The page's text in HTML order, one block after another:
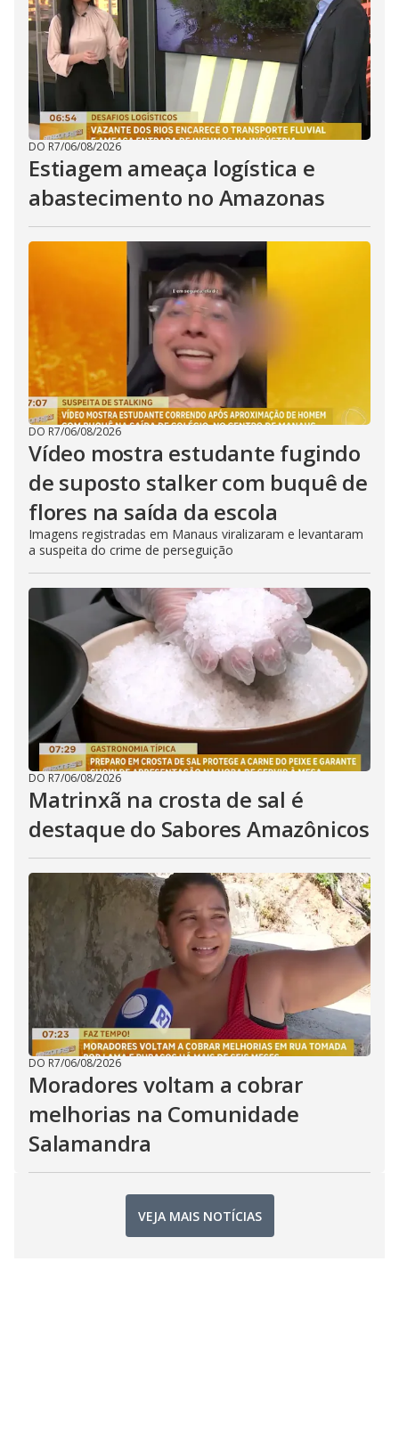
DO R7/06/08/2026
Estiagem ameaça logística e
abastecimento no Amazonas
DO R7/06/08/2026
Vídeo mostra estudante fugindo
de suposto stalker com buquê de
flores na saída da escola
Imagens registradas em Manaus viralizaram e levantaram
a suspeita do crime de perseguição
DO R7/06/08/2026
Matrinxã na crosta de sal é
destaque do Sabores Amazônicos
DO R7/06/08/2026
Moradores voltam a cobrar
melhorias na Comunidade
Salamandra
VEJA MAIS NOTÍCIAS